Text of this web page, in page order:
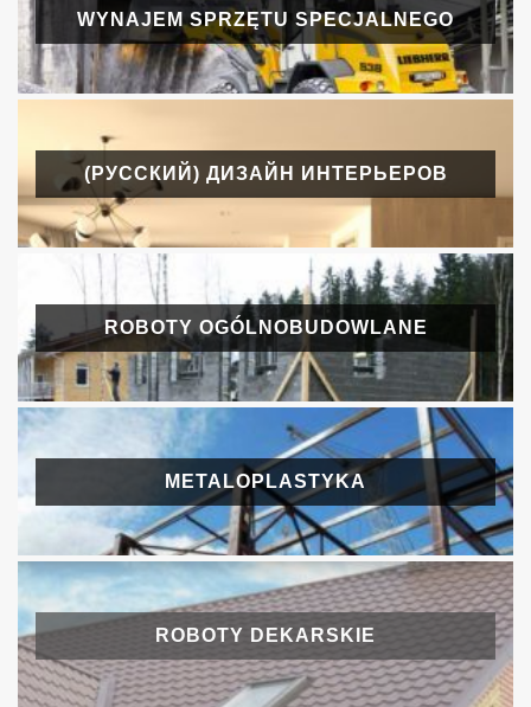
WYNAJEM SPRZĘTU SPECJALNEGO
(РУССКИЙ) ДИЗАЙН ИНТЕРЬЕРОВ
ROBOTY OGÓLNOBUDOWLANE
METALOPLASTYKA
ROBOTY DEKARSKIE